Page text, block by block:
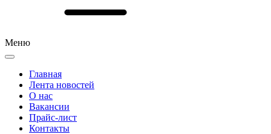
Меню
Главная
Лента новостей
О нас
Вакансии
Прайс-лист
Контакты